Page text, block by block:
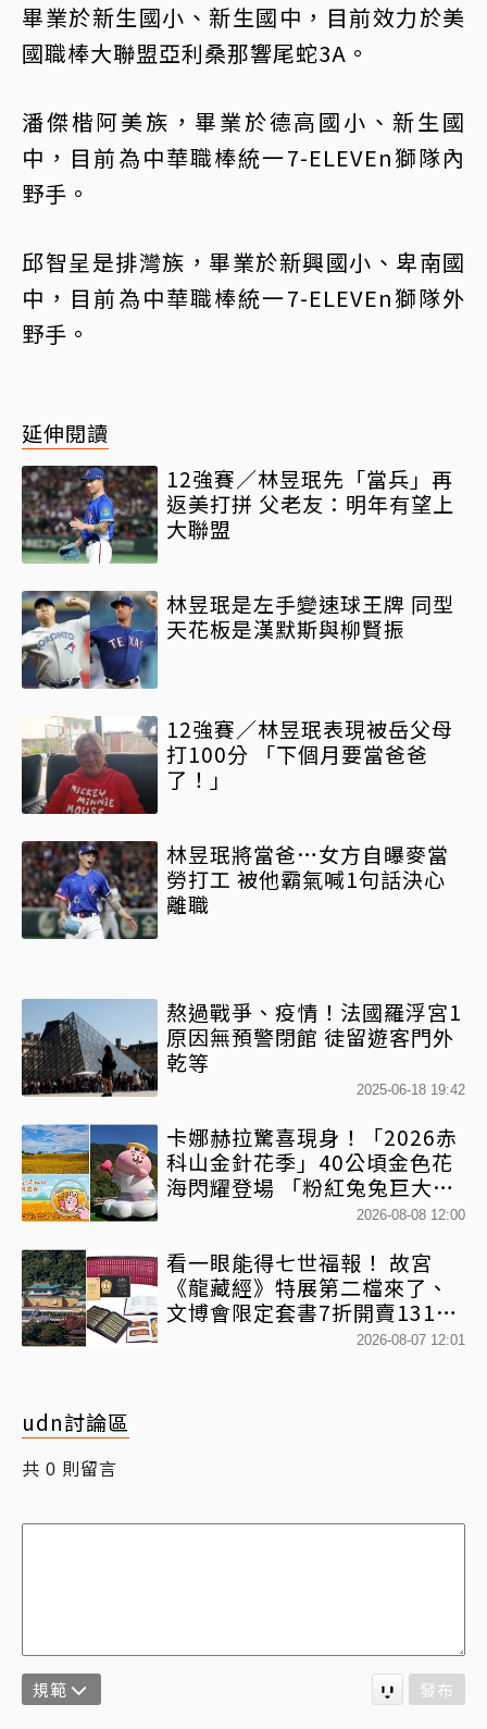
畢業於新生國小、新生國中，目前效力於美
國職棒大聯盟亞利桑那響尾蛇3A。
潘傑楷阿美族，畢業於德高國小、新生國
中，目前為中華職棒統一7-ELEVEn獅隊內
野手。
邱智呈是排灣族，畢業於新興國小、卑南國
中，目前為中華職棒統一7-ELEVEn獅隊外
野手。
延伸閱讀
12強賽／林昱珉先「當兵」再
返美打拼 父老友：明年有望上
大聯盟
林昱珉是左手變速球王牌 同型
天花板是漢默斯與柳賢振
12強賽／林昱珉表現被岳父母
打100分 「下個月要當爸爸
了！」
林昱珉將當爸…女方自曝麥當
勞打工 被他霸氣喊1句話決心
離職
熬過戰爭、疫情！法國羅浮宮1
原因無預警閉館 徒留遊客門外
乾等
2025-06-18 19:42
卡娜赫拉驚喜現身！「2026赤
科山金針花季」40公頃金色花
海閃耀登場 「粉紅兔兔巨大氣
球+超狂500樂遊券」快追
2026-08-08 12:00
看一眼能得七世福報！ 故宮
《龍藏經》特展第二檔來了、
文博會限定套書7折開賣131萬
網驚：貧窮限制想像2026-08-07 12:01
udn討論區
共 0 則留言
規範 發布